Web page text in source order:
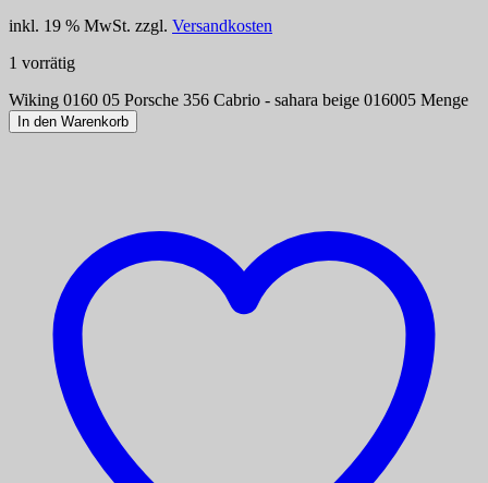
inkl. 19 % MwSt. zzgl. Versandkosten
1 vorrätig
Wiking 0160 05 Porsche 356 Cabrio - sahara beige 016005 Menge
In den Warenkorb